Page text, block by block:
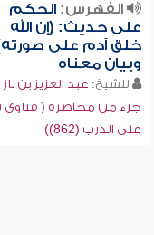
الفهرس:الحكم
على حديث: (إن الله
خلق آدم على
وبيان معناه
للشيخ: عبد العزيز بن باز
جزء من محاضرة ( فتاوى
على الدرب (862))